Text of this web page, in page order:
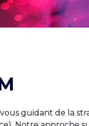
guidant de la